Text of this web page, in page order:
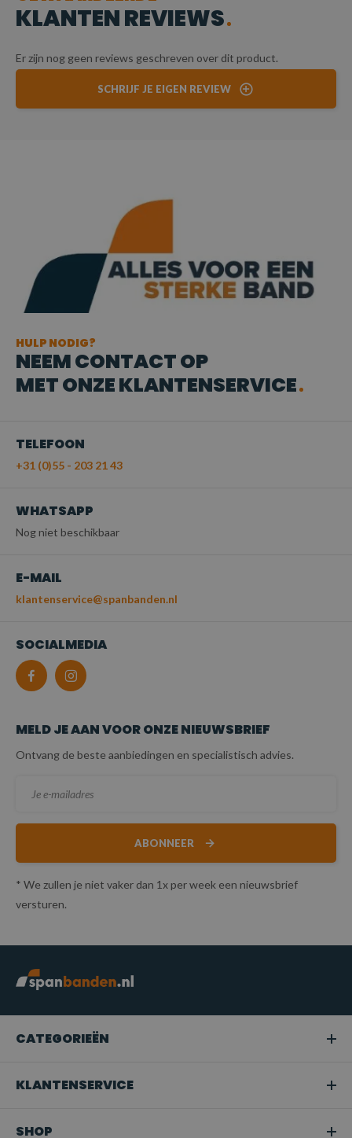
KLANTEN REVIEWS
Er zijn nog geen reviews geschreven over dit product.
SCHRIJF JE EIGEN REVIEW
HULP NODIG?
NEEM CONTACT OP
MET ONZE KLANTENSERVICE
TELEFOON
+31 (0)55 - 203 21 43
WHATSAPP
Nog niet beschikbaar
E-MAIL
klantenservice@spanbanden.nl
SOCIALMEDIA
MELD JE AAN VOOR ONZE NIEUWSBRIEF
Ontvang de beste aanbiedingen en specialistisch advies.
ABONNEER
* We zullen je niet vaker dan 1x per week een nieuwsbrief
versturen.
CATEGORIEËN
KLANTENSERVICE
SHOP